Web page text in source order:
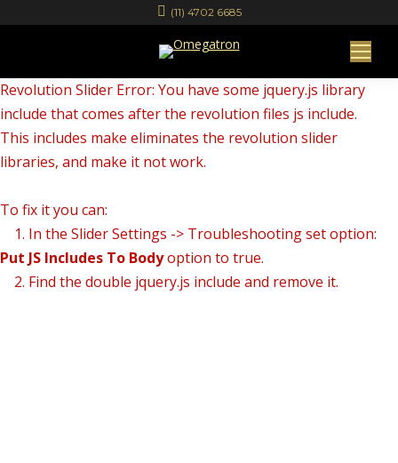
(11) 4702 6685
Revolution Slider Error: You have some jquery.js library
include that comes after the revolution files js include.
This includes make eliminates the revolution slider
libraries, and make it not work.
To fix it you can:
1. In the Slider Settings -> Troubleshooting set option:
Put JS Includes To Bodyoption to true.
2. Find the double jquery.js include and remove it.